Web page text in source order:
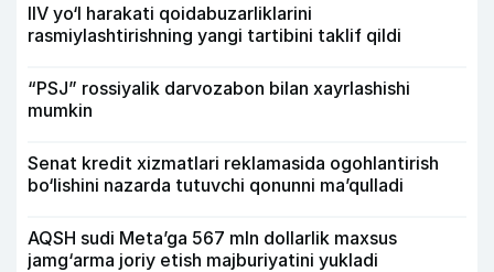
IIV yo‘l harakati qoidabuzarliklarini
rasmiylashtirishning yangi tartibini taklif qildi
“PSJ” rossiyalik darvozabon bilan xayrlashishi
mumkin
Senat kredit xizmatlari reklamasida ogohlantirish
bo‘lishini nazarda tutuvchi qonunni ma’qulladi
AQSH sudi Meta’ga 567 mln dollarlik maxsus
jamg‘arma joriy etish majburiyatini yukladi